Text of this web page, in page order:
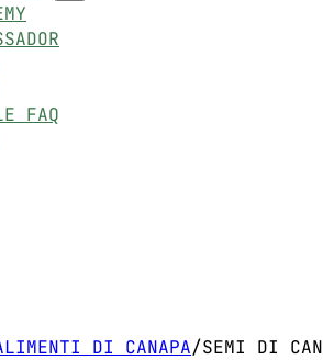
FAQ
DI CANAPA/SEMI DI